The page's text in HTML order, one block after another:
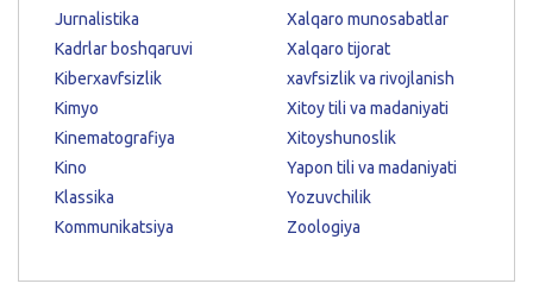
Jurnalistika
Kadrlar boshqaruvi
Kiberxavfsizlik
Kimyo
Kinematografiya
Kino
Klassika
Kommunikatsiya
Xalqaro munosabatlar
Xalqaro tijorat
xavfsizlik va rivojlanish
Xitoy tili va madaniyati
Xitoyshunoslik
Yapon tili va madaniyati
Yozuvchilik
Zoologiya